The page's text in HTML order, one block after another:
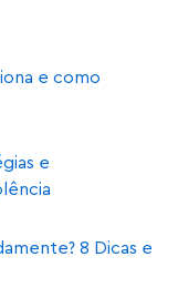
e como
e
8 Dicas e